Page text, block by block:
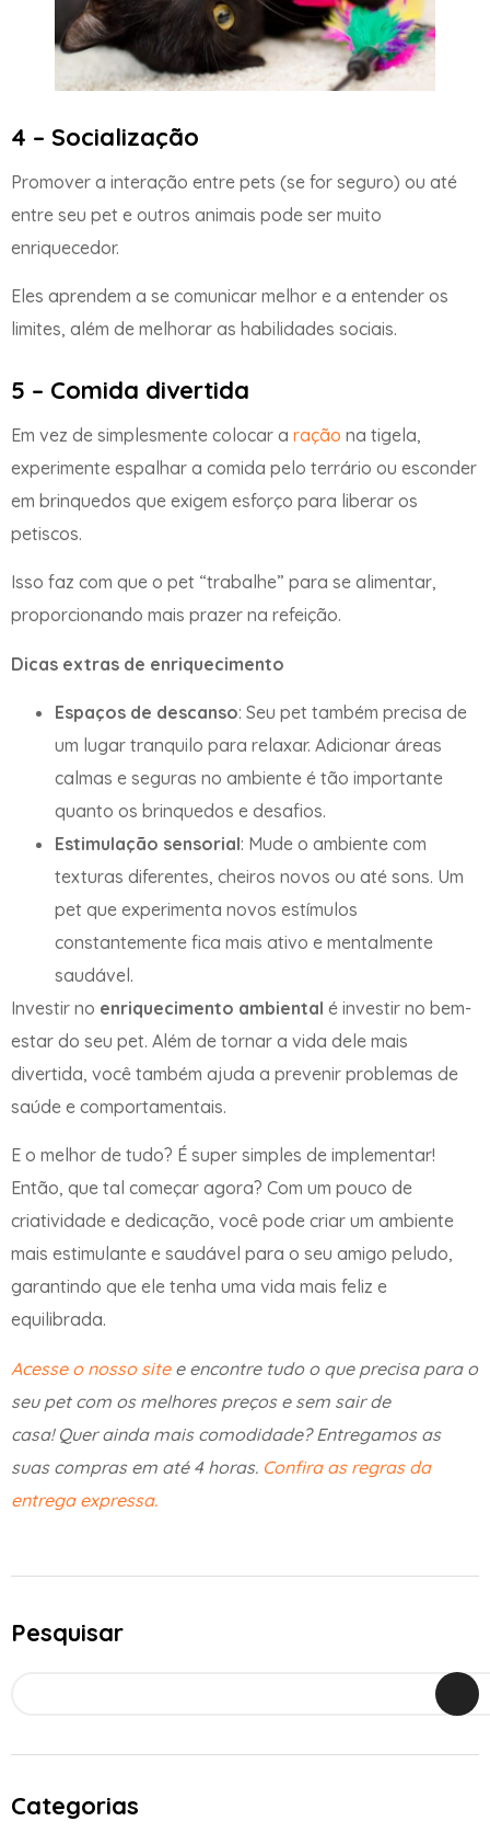
4 – Socialização
Promover a interação entre pets (se for seguro) ou até
entre seu pet e outros animais pode ser muito
enriquecedor.
Eles aprendem a se comunicar melhor e a entender os
limites, além de melhorar as habilidades sociais.
5 – Comida divertida
Em vez de simplesmente colocar a ração na tigela,
experimente espalhar a comida pelo terrário ou esconder
em brinquedos que exigem esforço para liberar os
petiscos.
Isso faz com que o pet “trabalhe” para se alimentar,
proporcionando mais prazer na refeição.
Dicas extras de enriquecimento
Espaços de descanso: Seu pet também precisa de
um lugar tranquilo para relaxar. Adicionar áreas
calmas e seguras no ambiente é tão importante
quanto os brinquedos e desafios.
Estimulação sensorial: Mude o ambiente com
texturas diferentes, cheiros novos ou até sons. Um
pet que experimenta novos estímulos
constantemente fica mais ativo e mentalmente
saudável.
Investir no enriquecimento ambiental é investir no bem-
estar do seu pet. Além de tornar a vida dele mais
divertida, você também ajuda a prevenir problemas de
saúde e comportamentais.
E o melhor de tudo? É super simples de implementar!
Então, que tal começar agora? Com um pouco de
criatividade e dedicação, você pode criar um ambiente
mais estimulante e saudável para o seu amigo peludo,
garantindo que ele tenha uma vida mais feliz e
equilibrada.
Acesse o nosso sitee encontre tudo o que precisa para o
seu pet com os melhores preços e sem sair de
casa! Quer ainda mais comodidade? Entregamos as
suas compras em até 4 horas. Confira as regras da
entrega expressa.
Pesquisar
Categorias